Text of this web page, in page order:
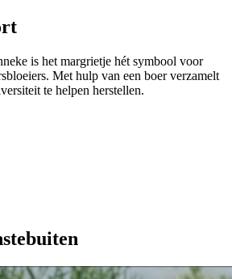
is het margrietje hét symbool voor
Met hulp van een boer verzamelt
te helpen herstellen.